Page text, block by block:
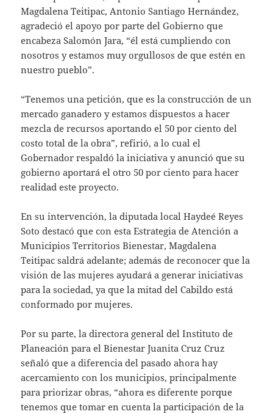
Magdalena Teitipac, Antonio Santiago Hernández,
agradeció el apoyo por parte del Gobierno que
encabeza Salomón Jara, “él está cumpliendo con
nosotros y estamos muy orgullosos de que estén en
nuestro pueblo”.
“Tenemos una petición, que es la construcción de un
mercado ganadero y estamos dispuestos a hacer
mezcla de recursos aportando el 50 por ciento del
costo total de la obra”, refirió, a lo cual el
Gobernador respaldó la iniciativa y anunció que su
gobierno aportará el otro 50 por ciento para hacer
realidad este proyecto.
En su intervención, la diputada local Haydeé Reyes
Soto destacó que con esta Estrategia de Atención a
Municipios Territorios Bienestar, Magdalena
Teitipac saldrá adelante; además de reconocer que la
visión de las mujeres ayudará a generar iniciativas
para la sociedad, ya que la mitad del Cabildo está
conformado por mujeres.
Por su parte, la directora general del Instituto de
Planeación para el Bienestar Juanita Cruz Cruz
señaló que a diferencia del pasado ahora hay
acercamiento con los municipios, principalmente
para priorizar obras, “ahora es diferente porque
tenemos que tomar en cuenta la participación de la